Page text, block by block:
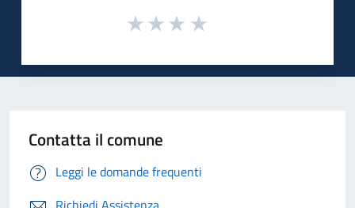
Contatta il comune
Leggi le domande frequenti